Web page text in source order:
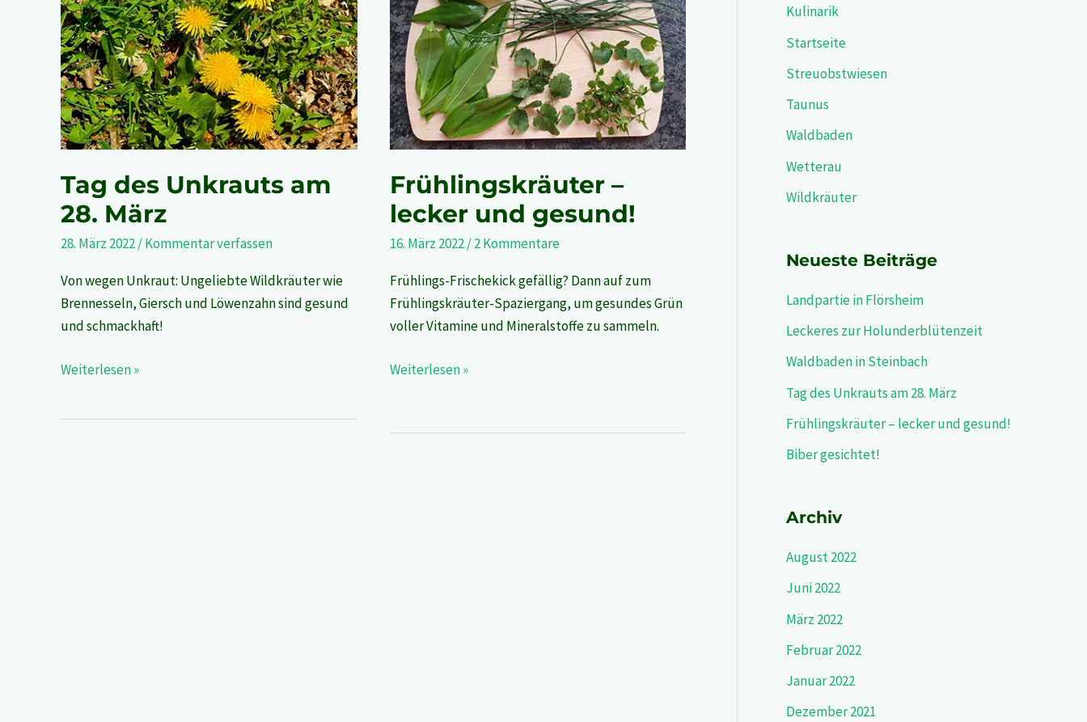
Tag des Unkrauts am
28. März
28. März 2022/Kommentar verfassen
Von wegen Unkraut: Ungeliebte Wildkräuter wie
Brennesseln, Giersch und Löwenzahn sind gesund
und schmackhaft!
des
Unkrauts
am
28.
März
Weiterlesen »
Frühlingskräuter –
lecker und gesund!
16. März 2022/2 Kommentare
Frühlings-Frischekick gefällig? Dann auf zum
Frühlingskräuter-Spaziergang, um gesundes Grün
voller Vitamine und Mineralstoffe zu sammeln.
–
lecker
und
gesund!
Weiterlesen »
n
a
Kulinarik
Startseite
Streuobstwiesen
Taunus
Waldbaden
Wetterau
Wildkräuter
Neueste Beiträge
Landpartie in Flörsheim
Leckeres zur Holunderblütenzeit
Waldbaden in Steinbach
Tag des Unkrauts am 28. März
Frühlingskräuter – lecker und gesund!
Biber gesichtet!
Archiv
August 2022
Juni 2022
März 2022
Februar 2022
Januar 2022
Dezember 2021